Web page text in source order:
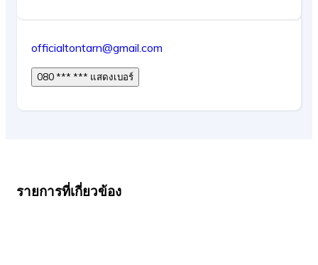
officialtontarn@gmail.com
080 *** *** แสดงเบอร์
รายการที่เกี่ยวข้อง